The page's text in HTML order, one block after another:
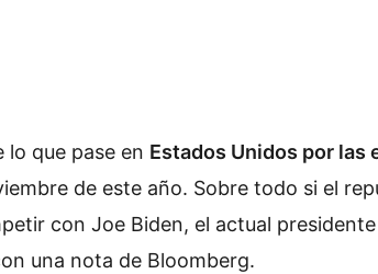
lo que pase en Estados Unidos por las
de este año. Sobre todo si el
con Joe Biden, el actual
una nota de Bloomberg.